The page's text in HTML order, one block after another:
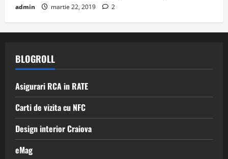
admin martie 22, 2019 2
BLOGROLL
Asigurari RCA in RATE
Carti de vizita cu NFC
Design interior Craiova
eMag